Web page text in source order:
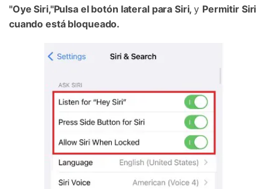
"Oye Siri,"Pulsa el botón lateral para Siri,y Permitir Siri
cuando está bloqueado.